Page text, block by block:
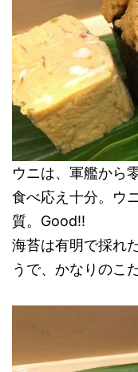
ウニは、軍艦から
食べ応え十分。ウ
質。Good!!
海苔は有明で採れ
うで、かなりのこ